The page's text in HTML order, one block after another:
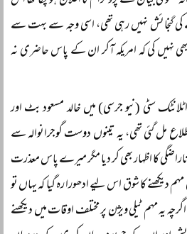
گنجائش نہیں رہی تھی، اسی وجہ سے بہت سے
نہیں کی کہ امریکہ آکر ان کے پاس حاضری نہ
اٹلانٹک سٹی (نیو جرسی) میں خالد مسعود بٹ اور
اطلاع مل گئی تھی، یہ تینوں دوست گوجرانوالہ سے
کا اظہار بھی کر دیا مگر میرے پاس معذرت
مہم دیکھنے کا شوق اس لیے ادھورا رہ گیا کہ یہاں تو
یہ مہم ٹیلی ویژن پر مختلف اوقات میں دیکھنے